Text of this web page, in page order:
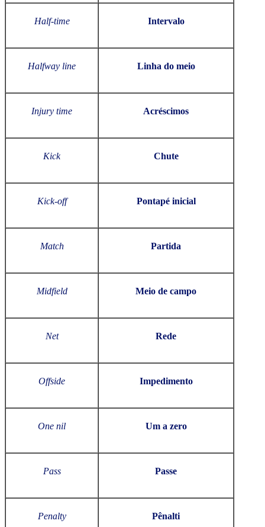
Half-time Intervalo
Halfway line Linha do meio
Injury time Acréscimos
Kick Chute
Kick-off Pontapé inicial
Match Partida
Midfield Meio de campo
Net Rede
Offside Impedimento
One nil Um a zero
Pass Passe
Penalty Pênalti